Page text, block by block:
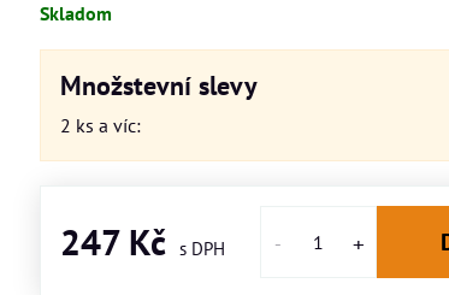
Skladom
Množstevní slevy
2 ks a víc:
247 Kč